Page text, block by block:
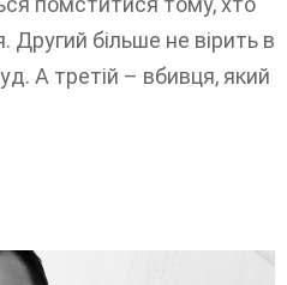
Другий більше не вірить в
А третій – вбивця, який